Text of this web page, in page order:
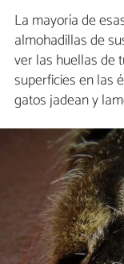
La mayoría de
almohadillas de
ver las huellas de
superficies en las
gatos jadean y